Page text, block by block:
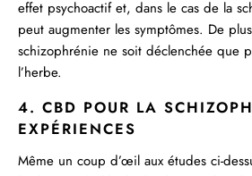
effet psychoactif et, dans le cas de la
peut augmenter les symptômes. De
schizophrénie ne soit déclenchée que
l’herbe.
4. CBD POUR LA
EXPÉRIENCES
Même un coup d’œil aux études ci-